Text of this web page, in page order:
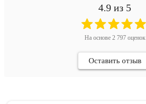
4.9 из 5
На основе 2 797оценок
Оставить отзыв